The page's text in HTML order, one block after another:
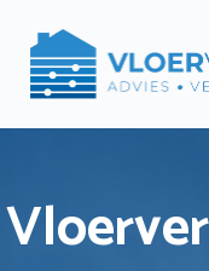
naar